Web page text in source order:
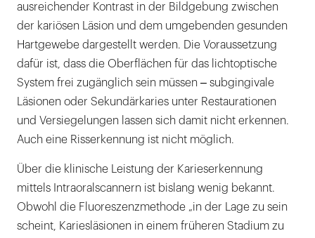
ausreichender Kontrast in der Bildgebung zwischen
der kariösen Läsion und dem umgebenden gesunden
Hartgewebe dargestellt werden. Die Voraussetzung
dafür ist, dass die Oberflächen für das lichtoptische
System frei zugänglich sein müssen ‒ subgingivale
Läsionen oder Sekundärkaries unter Restaurationen
und Versiegelungen lassen sich damit nicht erkennen.
Auch eine Risserkennung ist nicht möglich.
Über die klinische Leistung der Karieserkennung
mittels Intraoralscannern ist bislang wenig bekannt.
Obwohl die Fluoreszenzmethode „in der Lage zu sein
scheint, Kariesläsionen in einem früheren Stadium zu